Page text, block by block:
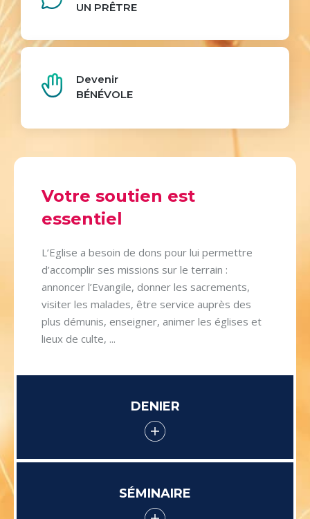
UN PRÊTRE
Devenir
BÉNÉVOLE
Votre soutien est
essentiel
L’Eglise a besoin de dons pour lui permettre
d’accomplir ses missions sur le terrain :
annoncer l’Evangile, donner les sacrements,
visiter les malades, être service auprès des
plus démunis, enseigner, animer les églises et
lieux de culte, ...
DENIER
SÉMINAIRE